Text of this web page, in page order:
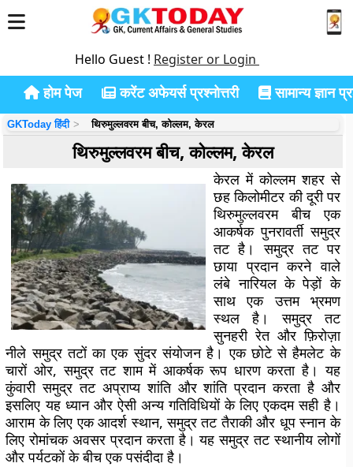
Hello Guest ! Register or Login
होम पेज करेंट अफेयर्स प्रश्नोत्तरी सामान्य ज्ञान
GKToday हिंदी थिरुमुल्लवरम बीच, कोल्लम, केरल
थिरुमुल्लवरम बीच, कोल्लम, केरल
केरल में कोल्लम शहर से
छह किलोमीटर की दूरी पर
थिरुमुल्लवरम बीच एक
आकर्षक पुनरावर्ती समुद्र
तट है। समुद्र तट पर
छाया प्रदान करने वाले
लंबे नारियल के पेड़ों के
साथ एक उत्तम भ्रमण
स्थल है। समुद्र तट
सुनहरी रेत और फ़िरोज़ा
नीले समुद्र तटों का एक सुंदर संयोजन है। एक छोटे से हैमलेट के
चारों ओर, समुद्र तट शाम में आकर्षक रूप धारण करता है। यह
कुंवारी समुद्र तट अप्राप्य शांति और शांति प्रदान करता है और
इसलिए यह ध्यान और ऐसी अन्य गतिविधियों के लिए एकदम सही है।
आराम के लिए एक आदर्श स्थान, समुद्र तट तैराकी और धूप स्नान के
लिए रोमांचक अवसर प्रदान करता है। यह समुद्र तट स्थानीय लोगों
और पर्यटकों के बीच एक पसंदीदा है।